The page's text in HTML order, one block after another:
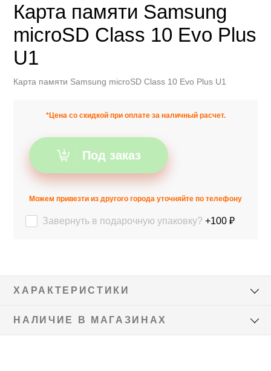
Карта памяти Samsung
microSD Class 10 Evo Plus
U1
Карта памяти Samsung microSD Class 10 Evo Plus U1
*Цена со скидкой при оплате за наличный расчет.
Под заказ
Можем привезти из другого города уточняйте по телефону
Завернуть в подарочную упаковку? +100 ₽
ХАРАКТЕРИСТИКИ
НАЛИЧИЕ В МАГАЗИНАХ